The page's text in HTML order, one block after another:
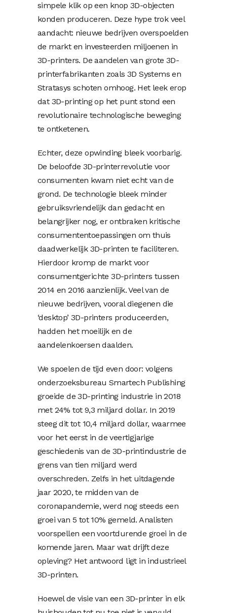
simpele klik op een knop 3D-objecten
konden produceren. Deze hype trok veel
aandacht: nieuwe bedrijven overspoelden
de markt en investeerden miljoenen in
3D-printers. De aandelen van grote 3D-
printerfabrikanten zoals 3D Systems en
Stratasys schoten omhoog. Het leek erop
dat 3D-printing op het punt stond een
revolutionaire technologische beweging
te ontketenen.
Echter, deze opwinding bleek voorbarig.
De beloofde 3D-printerrevolutie voor
consumenten kwam niet echt van de
grond. De technologie bleek minder
gebruiksvriendelijk dan gedacht en
belangrijker nog, er ontbraken kritische
consumententoepassingen om thuis
daadwerkelijk 3D-printen te faciliteren.
Hierdoor kromp de markt voor
consumentgerichte 3D-printers tussen
2014 en 2016 aanzienlijk. Veel van de
nieuwe bedrijven, vooral diegenen die
‘desktop’ 3D-printers produceerden,
hadden het moeilijk en de
aandelenkoersen daalden.
We spoelen de tijd even door: volgens
onderzoeksbureau Smartech Publishing
groeide de 3D-printing industrie in 2018
met 24% tot 9,3 miljard dollar. In 2019
steeg dit tot 10,4 miljard dollar, waarmee
voor het eerst in de veertigjarige
geschiedenis van de 3D-printindustrie de
grens van tien miljard werd
overschreden. Zelfs in het uitdagende
jaar 2020, te midden van de
coronapandemie, werd nog steeds een
groei van 5 tot 10% gemeld. Analisten
voorspellen een voortdurende groei in de
komende jaren. Maar wat drijft deze
opleving? Het antwoord ligt in industrieel
3D-printen.
Hoewel de visie van een 3D-printer in elk